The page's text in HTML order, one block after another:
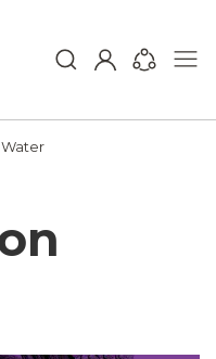
Water